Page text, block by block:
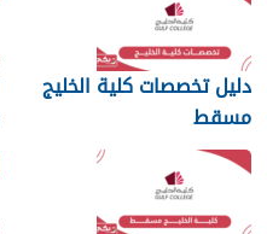
دليل تخصصات كلية الخليج
مسقط